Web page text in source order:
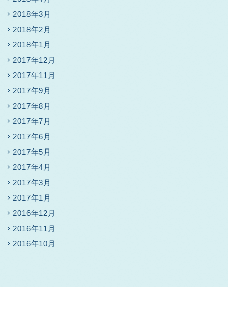
2018年3月
2018年2月
2018年1月
2017年12月
2017年11月
2017年9月
2017年8月
2017年7月
2017年6月
2017年5月
2017年4月
2017年3月
2017年1月
2016年12月
2016年11月
2016年10月